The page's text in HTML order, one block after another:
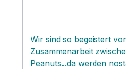
Wir sind so begeistert
Zusammenarbeit
Peanuts...da werden